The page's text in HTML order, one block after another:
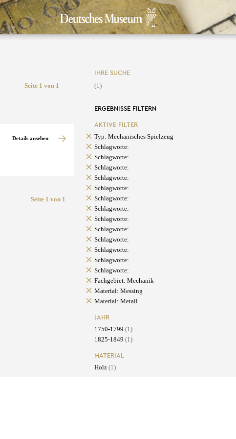
Seite 1 von 1
Details ansehen
Seite 1 von 1
IHRE SUCHE
(1)
ERGEBNISSE FILTERN
AKTIVE FILTER
Typ: Mechanisches Spielzeug
Schlagworte:
Schlagworte:
Schlagworte:
Schlagworte:
Schlagworte:
Schlagworte:
Schlagworte:
Schlagworte:
Schlagworte:
Schlagworte:
Schlagworte:
Schlagworte:
Schlagworte:
Fachgebiet: Mechanik
Material: Messing
Material: Metall
JAHR
1750-1799 (1)
1825-1849 (1)
MATERIAL
Holz (1)